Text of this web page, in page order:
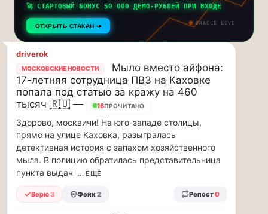
приглашаем
на
музыкальную
прогулку
по
Москве
Чайковского!…
приглашаем
на
музыкальную
прогулку
по
Москве
Чайковского!
мессенджер,
новости
и
инсайды
Москвы
🚀 СТАРТОВЫЙ БОНУС 50 000 ДЕМО-РУБЛЕЙ ПРИ ВХОДЕ
ОТКРЫТЬ СТАКАН ➔ ORACLE LIVE
driverok
МОСКОВСКИЕ НОВОСТИ
Мыло вместо айфона:
17-летняя сотрудница ПВЗ на Каховке
попала под статью за кражу на 460
тысяч 🇷🇺 —
16ПРОЧИТАНО
Здорово, москвичи! На юго-западе столицы,
прямо на улице Каховка, разыгралась
детективная история с запахом хозяйственного
мыла. В полицию обратилась представительница
пункта выдач
... ЕЩЁ
Верю3 Фейк2 Репост0